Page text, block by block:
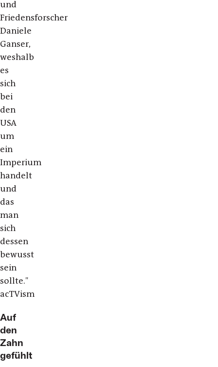
und
Friedensforscher
Daniele
Ganser,
weshalb
es
sich
bei
den
USA
um
ein
Imperium
handelt
und
das
man
sich
dessen
bewusst
sein
sollte."
acTVism
Auf
den
Zahn
gefühlt